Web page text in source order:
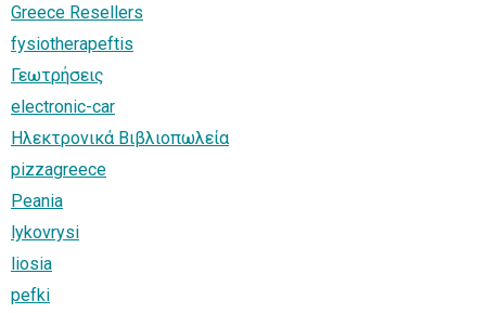
Greece Resellers
fysiotherapeftis
Γεωτρήσεις
electronic-car
Ηλεκτρονικά Βιβλιοπωλεία
pizzagreece
Peania
lykovrysi
liosia
pefki